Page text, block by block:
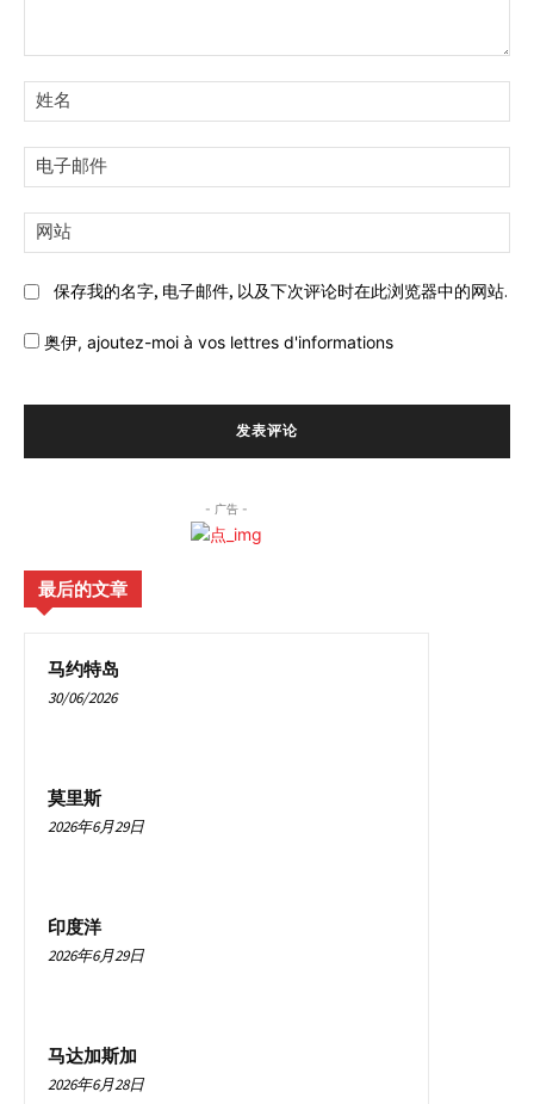
论:
名
子
邮
站:
保存我的名字, 电子邮件, 以及下次评论时在此浏览器中的网站.
奥伊, ajoutez-moi à vos lettres d'informations
- 广告 -
最后的文章
马约特岛
30/06/2026
莫里斯
2026年6月29日
印度洋
2026年6月29日
马达加斯加
2026年6月28日